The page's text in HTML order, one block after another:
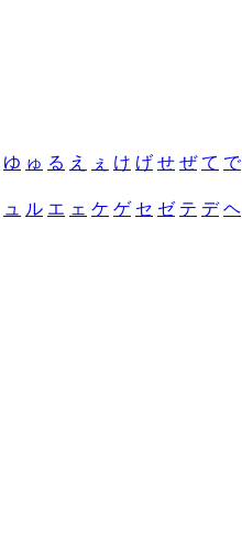
ゆ ゅ る え ぇ け げ せ ぜ て で
ュ ル エ ェ ケ ゲ セ ゼ テ デ ヘ